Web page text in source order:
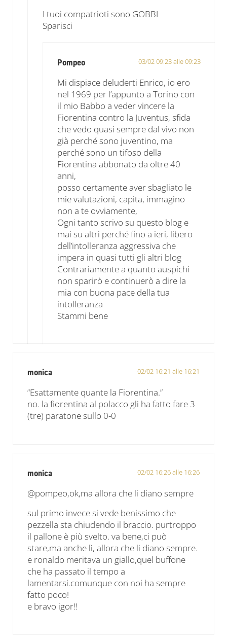
I tuoi compatrioti sono GOBBI
Sparisci
Pompeo 03/02 09:23 alle 09:23
Mi dispiace deluderti Enrico, io ero
nel 1969 per l’appunto a Torino con
il mio Babbo a veder vincere la
Fiorentina contro la Juventus, sfida
che vedo quasi sempre dal vivo non
già perché sono juventino, ma
perché sono un tifoso della
Fiorentina abbonato da oltre 40
anni,
posso certamente aver sbagliato le
mie valutazioni, capita, immagino
non a te ovviamente,
Ogni tanto scrivo su questo blog e
mai su altri perché fino a ieri, libero
dell’intolleranza aggressiva che
impera in quasi tutti gli altri blog
Contrariamente a quanto auspichi
non sparirò e continuerò a dire la
mia con buona pace della tua
intolleranza
Stammi bene
monica 02/02 16:21 alle 16:21
“Esattamente quante la Fiorentina.”
no. la fiorentina al polacco gli ha fatto fare 3
(tre) paratone sullo 0-0
monica 02/02 16:26 alle 16:26
@pompeo,ok,ma allora che li diano sempre
sul primo invece si vede benissimo che
pezzella sta chiudendo il braccio. purtroppo
il pallone è più svelto. va bene,ci può
stare,ma anche lì, allora che li diano sempre.
e ronaldo meritava un giallo,quel buffone
che ha passato il tempo a
lamentarsi.comunque con noi ha sempre
fatto poco!
e bravo igor!!